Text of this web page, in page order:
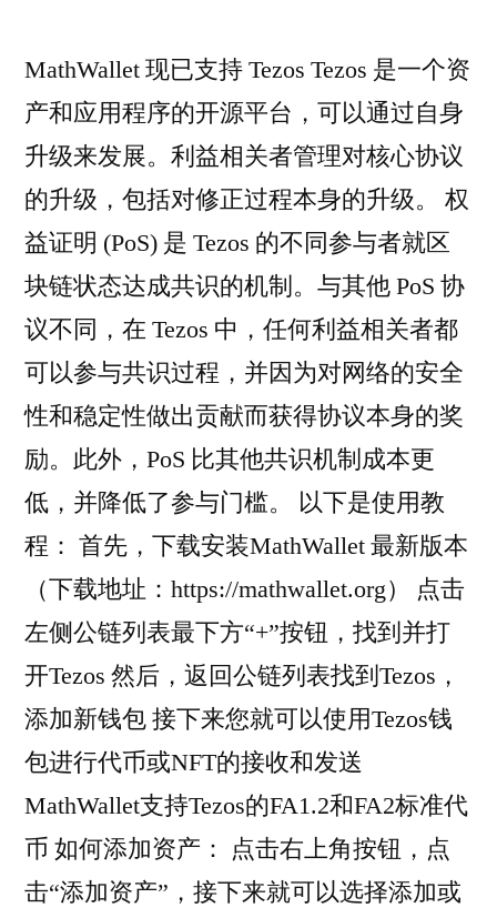
MathWallet 现已支持 Tezos Tezos 是一个资
产和应用程序的开源平台，可以通过自身
升级来发展。利益相关者管理对核心协议
的升级，包括对修正过程本身的升级。 权
益证明 (PoS) 是 Tezos 的不同参与者就区
块链状态达成共识的机制。与其他 PoS 协
议不同，在 Tezos 中，任何利益相关者都
可以参与共识过程，并因为对网络的安全
性和稳定性做出贡献而获得协议本身的奖
励。此外，PoS 比其他共识机制成本更
低，并降低了参与门槛。 以下是使用教
程： 首先，下载安装MathWallet 最新版本
（下载地址：https://mathwallet.org） 点击
左侧公链列表最下方“+”按钮，找到并打
开Tezos 然后，返回公链列表找到Tezos，
添加新钱包 接下来您就可以使用Tezos钱
包进行代币或NFT的接收和发送
MathWallet支持Tezos的FA1.2和FA2标准代
币 如何添加资产： 点击右上角按钮，点
击“添加资产”，接下来就可以选择添加或